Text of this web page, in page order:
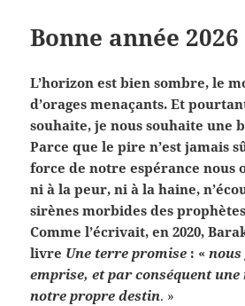
Bonne année 2026
L’horizon est bien sombre, le
d’orages menaçants. Et
souhaite, je nous souhaite une
Parce que le pire n’est jamais
force de notre espérance nous
ni à la peur, ni à la haine,
sirènes morbides des
Comme l’écrivait, en 2020,
livre Une terre promise : «
emprise, et par conséquent
notre propre destin. »